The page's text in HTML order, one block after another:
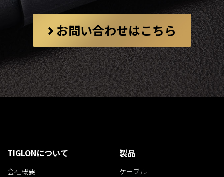
お問い合わせはこちら
TIGLONについて
会社概要
製品
ケーブル